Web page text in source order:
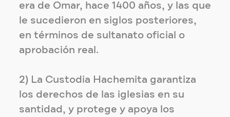
era de Omar, hace 1400 años, y las que
le sucedieron en siglos posteriores,
en términos de sultanato oficial o
aprobación real.
2) La Custodia Hachemita garantiza
los derechos de las iglesias en su
santidad, y protege y apoya los